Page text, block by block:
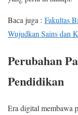
Baca juga : Fakultas
Wujudkan Sains dan
Perubahan
Pendidikan
Era digital membawa